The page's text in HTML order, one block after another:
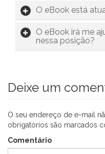
O eBook está
O eBook irá me
nessa posição?
Deixe um
O seu endereço de e-mail
obrigatórios são marcados
Comentário